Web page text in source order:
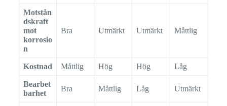
Motstån
dskraft
mot
korrosio
n
Bra Utmärkt Utmärkt Måttlig
Kostnad Måttlig Hög Hög Låg
Bearbet
barhet
Bra Måttlig Låg Utmärkt